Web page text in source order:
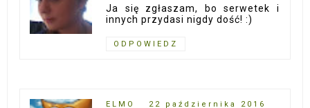
Ja się zgłaszam, bo serwetek i
innych przydasi nigdy dość! :)
ODPOWIEDZ
ELMO
22 października 2016